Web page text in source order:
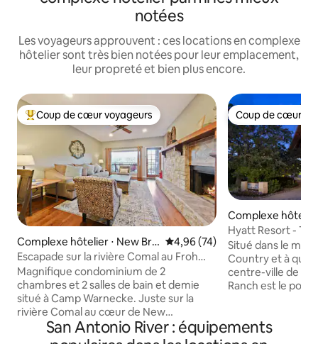
notées
Les voyageurs approuvent : ces locations en complexe
hôtelier sont très bien notées pour leur emplacement,
leur propreté et bien plus encore.
Coups de cœur voyageurs les plus appréciés
Coup de cœur voyageurs
Complexe hôtelier ⋅ New Bra
unfels
Évaluation moyenne sur la
4,96 (74)
Escapade sur la rivière Comal au Froh
Haus
Magnifique condominium de 2
chambres et 2 salles de bain et demie
situé à Camp Warnecke. Juste sur la
rivière Comal au cœur de New
Braunfels. Découvrez la beauté et la
tranquillité de la rivière depuis ce
Coup de cœur
Coup de cœur
Complexe
nio
Hyatt Resort -
Situé dans le
Country et à
centre-ville de
Ranch est le
d'un parcours de
d'aménagement
San Antonio River : équipements